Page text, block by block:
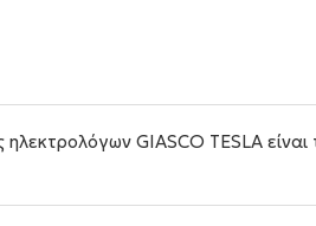
GIASCO TESLA